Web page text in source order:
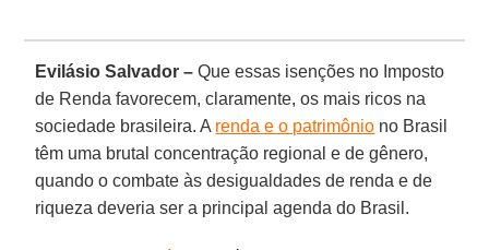
Evilásio Salvador – Que essas isenções no Imposto
de Renda favorecem, claramente, os mais ricos na
sociedade brasileira. A renda e o patrimônio no Brasil
têm uma brutal concentração regional e de gênero,
quando o combate às desigualdades de renda e de
riqueza deveria ser a principal agenda do Brasil.